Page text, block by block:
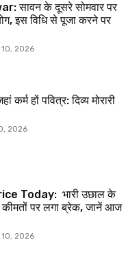
सावन के दूसरे सोमवार पर
इस विधि से पूजा करने पर
10, 2026
कर्म हों पवित्र: दिव्य मोरारी
2026
Today: भारी उछाल के
कीमतों पर लगा ब्रेक, जानें आज
10, 2026